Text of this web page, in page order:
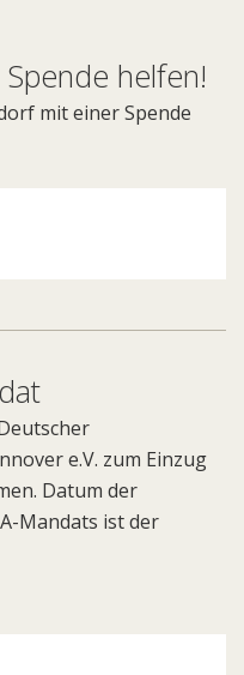
helfen!
mit einer Spende
e.V. zum Einzug
Datum der
Mandats ist der